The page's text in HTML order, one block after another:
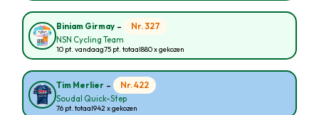
Biniam Girmay - Nr. 327
NSN Cycling Team
10 pt. vandaag75 pt. totaal880 x gekozen
Tim Merlier - Nr. 422
Soudal Quick-Step
76 pt. totaal942 x gekozen